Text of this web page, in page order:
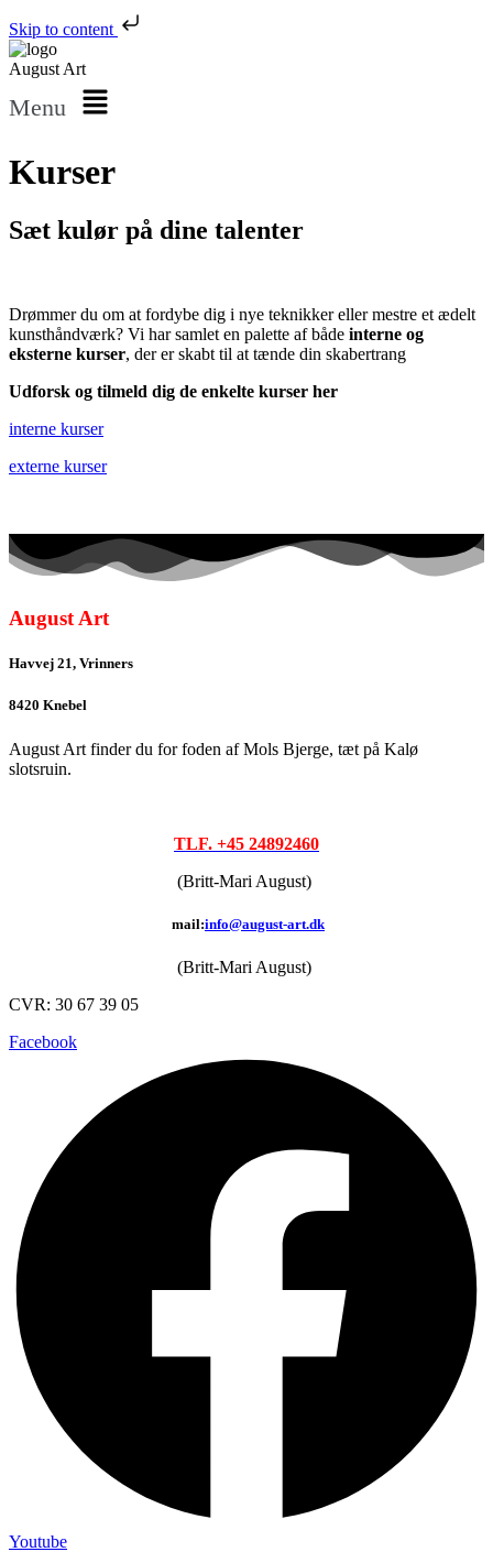
Skip to content
August Art
Menu
Kurser
Sæt kulør på dine talenter
Drømmer du om at fordybe dig i nye teknikker eller mestre et ædelt
kunsthåndværk? Vi har samlet en palette af både interne og
eksterne kurser, der er skabt til at tænde din skabertrang
Udforsk og tilmeld dig de enkelte kurser her
interne kurser
externe kurser
August Art
Havvej 21, Vrinners
8420 Knebel
August Art finder du for foden af Mols Bjerge, tæt på Kalø
slotsruin.
TLF. +45 24892460
(Britt-Mari August)
mail:info@august-art.dk
(Britt-Mari August)
CVR: 30 67 39 05
Facebook
Youtube